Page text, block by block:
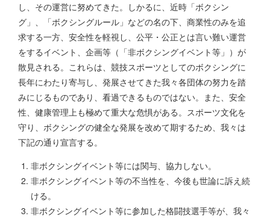
し、その運営に努めてきた。しかるに、近時「ボクシン
グ」、「ボクシングルール」などの名の下、商業性のみを追
求する一方、安全性を軽視し、公平・公正とは言い難い運営
をするイベント、企画等（「非ボクシングイベント等」）が
散見される。これらは、競技スポーツとしてのボクシングに
長年にわたり寄与し、発展させてきた我々各団体の努力を踏
みにじるものであり、看過できるものではない。また、安全
性、健康管理上も極めて重大な危惧がある。スポーツ文化を
守り、ボクシングの健全な発展を改めて期するため、我々は
下記の通り宣言する。
非ボクシングイベント等には関与、協力しない。
非ボクシングイベント等の不当性を、今後も世論に訴え続
ける。
非ボクシングイベント等に参加した格闘技選手等が、我々